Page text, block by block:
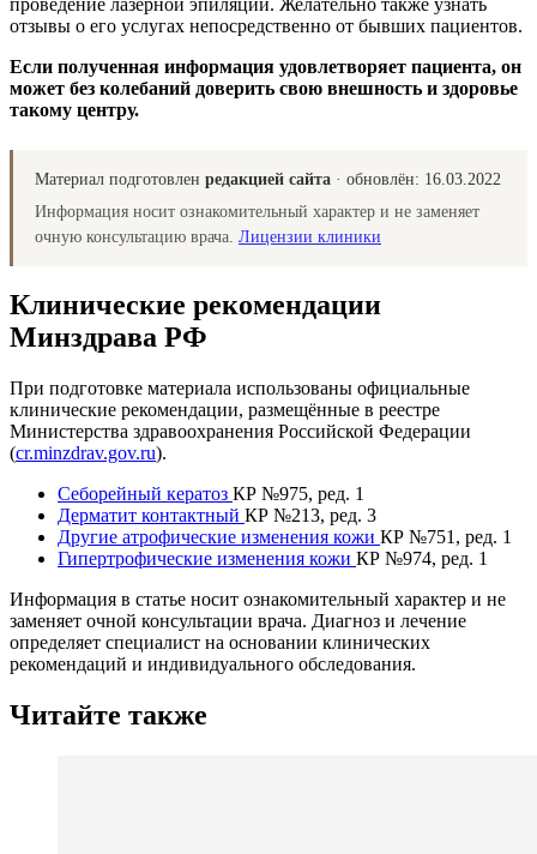
отзывы о его услугах непосредственно от бывших пациентов.
Если полученная информация удовлетворяет пациента, он
может без колебаний доверить свою внешность и здоровье
такому центру.
Материал подготовлен редакцией сайта · обновлён: 16.03.2022
Информация носит ознакомительный характер и не заменяет
очную консультацию врача. Лицензии клиники
Клинические рекомендации
Минздрава РФ
При подготовке материала использованы официальные
клинические рекомендации, размещённые в реестре
Министерства здравоохранения Российской Федерации
(cr.minzdrav.gov.ru).
Себорейный кератоз КР №975, ред. 1
Дерматит контактный КР №213, ред. 3
Другие атрофические изменения кожи КР №751, ред. 1
Гипертрофические изменения кожи КР №974, ред. 1
Информация в статье носит ознакомительный характер и не
заменяет очной консультации врача. Диагноз и лечение
определяет специалист на основании клинических
рекомендаций и индивидуального обследования.
Читайте также